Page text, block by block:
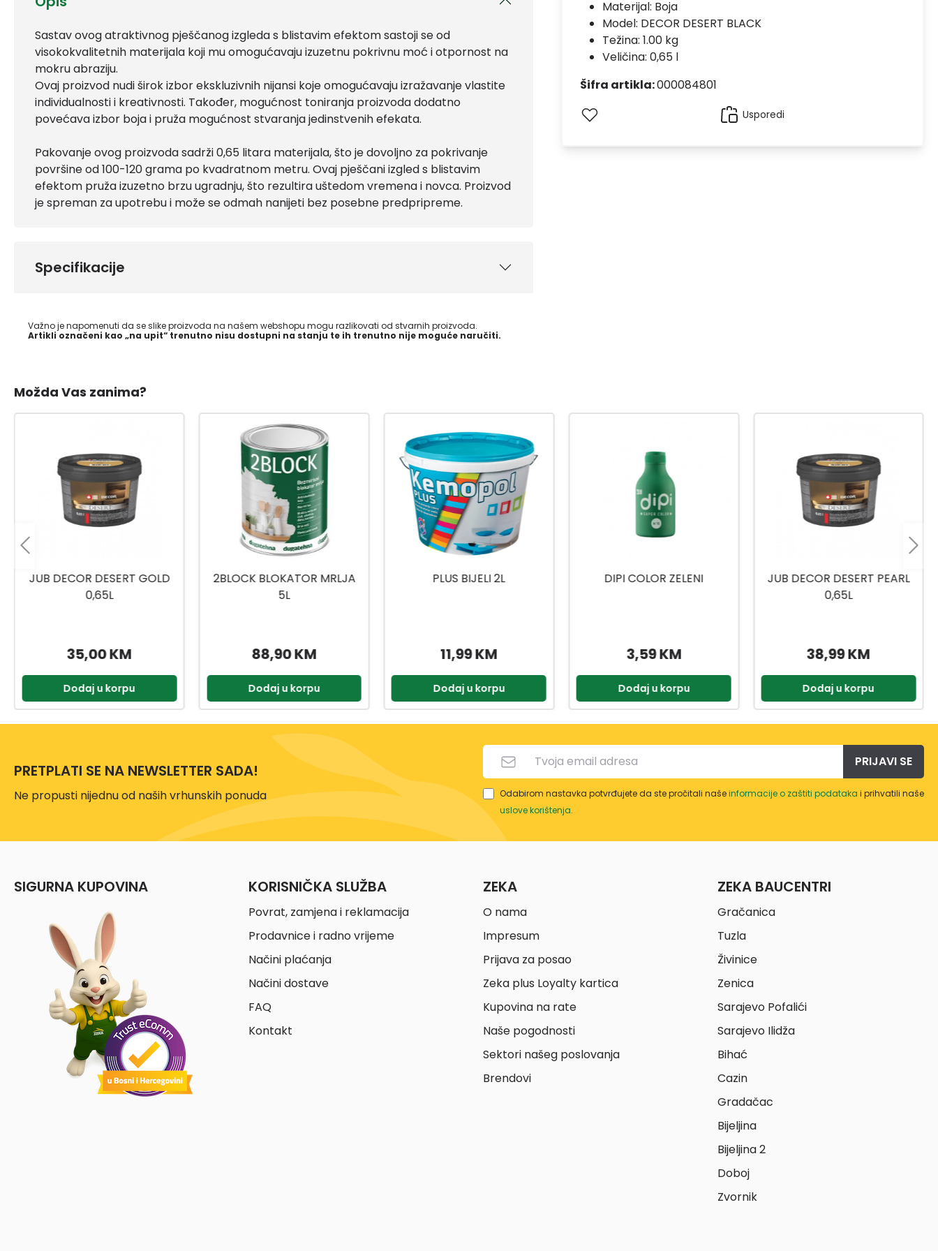
Sastav ovog atraktivnog pješčanog izgleda s blistavim efektom sastoji se od
visokokvalitetnih materijala koji mu omogućavaju izuzetnu pokrivnu moć i otpornost na
mokru abraziju.
Ovaj proizvod nudi širok izbor ekskluzivnih nijansi koje omogućavaju izražavanje vlastite
individualnosti i kreativnosti. Također, mogućnost toniranja proizvoda dodatno
povećava izbor boja i pruža mogućnost stvaranja jedinstvenih efekata.
Pakovanje ovog proizvoda sadrži 0,65 litara materijala, što je dovoljno za pokrivanje
površine od 100-120 grama po kvadratnom metru. Ovaj pješčani izgled s blistavim
efektom pruža izuzetno brzu ugradnju, što rezultira uštedom vremena i novca. Proizvod
je spreman za upotrebu i može se odmah nanijeti bez posebne predpripreme.
Specifikacije
Važno je napomenuti da se slike proizvoda na našem webshopu mogu razlikovati od stvarnih proizvoda.
Artikli označeni kao „na upit“ trenutno nisu dostupni na stanju te ih trenutno nije moguće naručiti.
Materijal: Boja
Model: DECOR DESERT BLACK
Težina: 1.00 kg
Veličina: 0,65 l
Šifra artikla:000084801
Usporedi
Možda Vas zanima?
2BLOCK BLOKATOR MRLJA
5L
88,90 KM
Dodaj u korpu
PLUS BIJELI 2L
11,99 KM
Dodaj u korpu
DIPI COLOR ZELENI
3,59 KM
Dodaj u korpu
JUB DECOR DESERT PEARL
38,99 KM
Dodaj u korpu
KEMOPOL 15L
33,50 KM
Dodaj u korpu
PRETPLATI SE NA NEWSLETTER SADA!
Ne propusti nijednu od naših vrhunskih ponuda
PRIJAVI SE
Odabirom nastavka potvrđujete da ste pročitali našeinformacije o zaštiti podataka i prihvatili naše
uslove korištenja.
SIGURNA KUPOVINA KORISNIČKA SLUŽBA
Povrat, zamjena i reklamacija
Prodavnice i radno vrijeme
Načini plaćanja
Načini dostave
FAQ
Kontakt
ZEKA
O nama
Impresum
Prijava za posao
Zeka plus Loyalty kartica
Kupovina na rate
Naše pogodnosti
Sektori našeg poslovanja
Brendovi
ZEKA BAUCENTRI
Gračanica
Tuzla
Živinice
Zenica
Sarajevo Pofalići
Sarajevo Ilidža
Bihać
Cazin
Gradačac
Bijeljina
Bijeljina 2
Doboj
Zvornik